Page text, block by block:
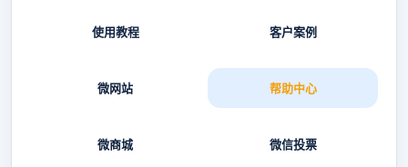
使用教程 客户案例
微网站 帮助中心
微商城 微信投票